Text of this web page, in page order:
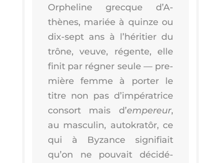
Orphe­line grecque d’A­
thènes, mariée à quinze ou
dix-sept ans à l’hé­ri­tier du
trône, veuve, régente, elle
finit par régner seule — pre­
mière femme à por­ter le
titre non pas d’im­pé­ra­trice
consort mais d’empe­reur,
au mas­cu­lin, auto­kra­tôr, ce
qui à Byzance signi­fiait
qu’on ne pou­vait déci­dé­